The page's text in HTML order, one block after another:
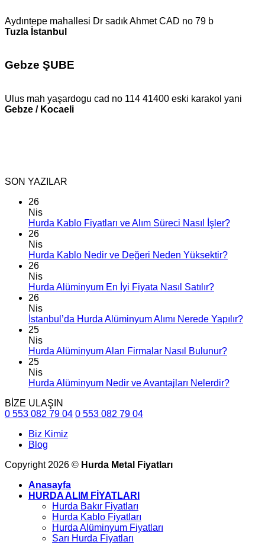
Aydıntepe mahallesi Dr sadık Ahmet CAD no 79 b
Tuzla İstanbul
Gebze ŞUBE
Ulus mah yaşardogu cad no 114 41400 eski karakol yani
Gebze / Kocaeli
SON YAZILAR
26
Nis
Hurda Kablo Fiyatları ve Alım Süreci Nasıl İşler?
26
Nis
Hurda Kablo Nedir ve Değeri Neden Yüksektir?
26
Nis
Hurda Alüminyum En İyi Fiyata Nasıl Satılır?
26
Nis
İstanbul’da Hurda Alüminyum Alımı Nerede Yapılır?
25
Nis
Hurda Alüminyum Alan Firmalar Nasıl Bulunur?
25
Nis
Hurda Alüminyum Nedir ve Avantajları Nelerdir?
BİZE ULAŞIN
0 553 082 79 04 0 553 082 79 04
Biz Kimiz
Blog
Copyright 2026 © Hurda Metal Fiyatları
Anasayfa
HURDA ALIM FİYATLARI
Hurda Bakır Fiyatları
Hurda Kablo Fiyatları
Hurda Alüminyum Fiyatları
Sarı Hurda Fiyatları